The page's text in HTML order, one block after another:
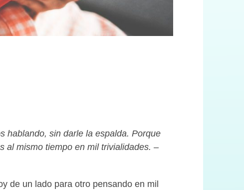
hablando, sin darle la espalda. Porque
al mismo tiempo en mil trivialidades. –
de un lado para otro pensando en mil